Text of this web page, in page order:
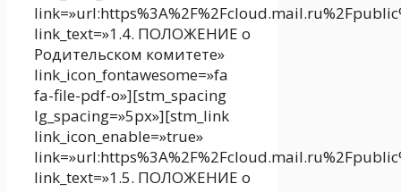
link_text=»1.4. ПОЛОЖЕНИЕ о
Родительском комитете»
link_icon_fontawesome=»fa
fa-file-pdf-o»][stm_spacing
lg_spacing=»5px»][stm_link
link_icon_enable=»true»
link_text=»1.5. ПОЛОЖЕНИЕ о